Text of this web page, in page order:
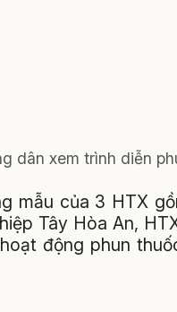
dân xem trình diễn
mẫu của 3 HTX
Tây Hòa An,
động phun